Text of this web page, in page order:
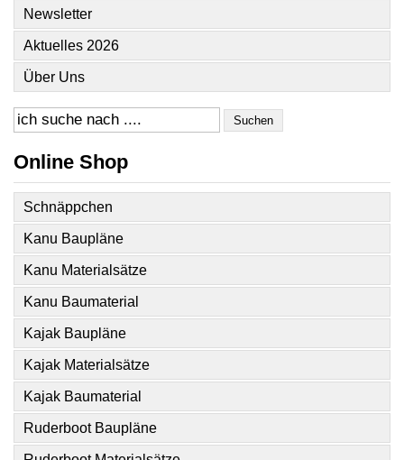
Newsletter
Aktuelles 2026
Über Uns
Suchen
Online Shop
Schnäppchen
Kanu Baupläne
Kanu Materialsätze
Kanu Baumaterial
Kajak Baupläne
Kajak Materialsätze
Kajak Baumaterial
Ruderboot Baupläne